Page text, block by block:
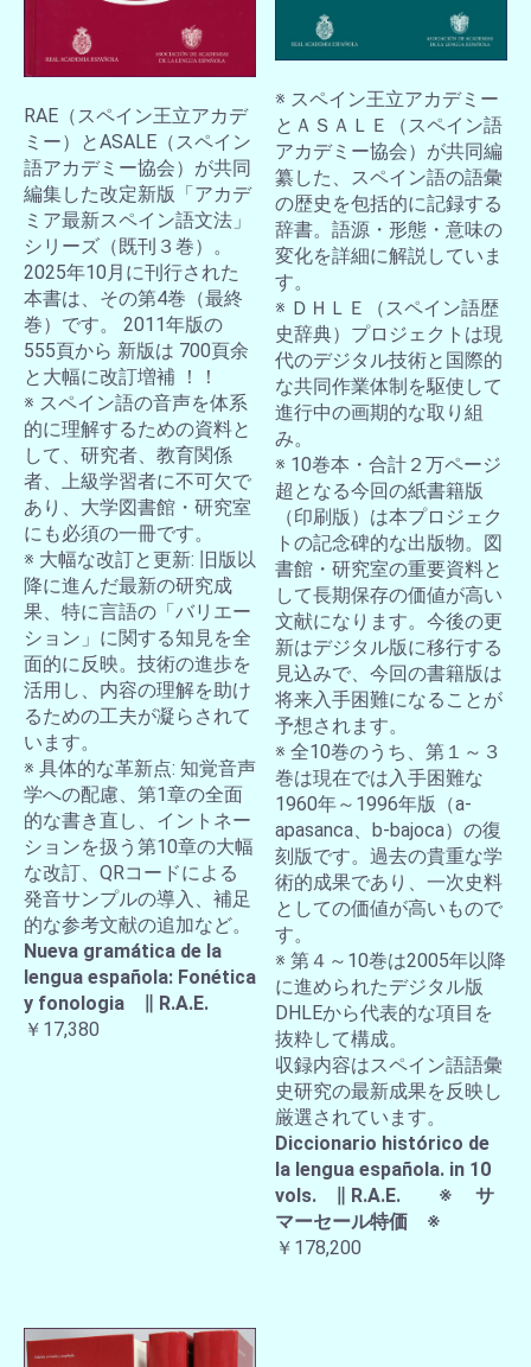
RAE（スペイン王立アカデ
ミー）とASALE（スペイン
語アカデミー協会）が共同
編集した改定新版「アカデ
ミア最新スペイン語文法」
シリーズ（既刊３巻）。
2025年10月に刊行された
本書は、その第4巻（最終
巻）です。 2011年版の
555頁から 新版は 700頁余
と大幅に改訂増補 ！！
※ スペイン語の音声を体系
的に理解するための資料と
して、研究者、教育関係
者、上級学習者に不可欠で
あり、大学図書館・研究室
にも必須の一冊です。
※ 大幅な改訂と更新: 旧版以
降に進んだ最新の研究成
果、特に言語の「バリエー
ション」に関する知見を全
面的に反映。技術の進歩を
活用し、内容の理解を助け
るための工夫が凝らされて
います。
※ 具体的な革新点: 知覚音声
学への配慮、第1章の全面
的な書き直し、イントネー
ションを扱う第10章の大幅
な改訂、QRコードによる
発音サンプルの導入、補足
的な参考文献の追加など。
Nueva gramática de la
lengua española: Fonética
y fonologia ∥ R.A.E.
￥17,380
※ スペイン王立アカデミー
とＡＳＡＬＥ（スペイン語
アカデミー協会）が共同編
纂した、スペイン語の語彙
の歴史を包括的に記録する
辞書。語源・形態・意味の
変化を詳細に解説していま
す。
※ ＤＨＬＥ（スペイン語歴
史辞典）プロジェクトは現
代のデジタル技術と国際的
な共同作業体制を駆使して
進行中の画期的な取り組
み。
※ 10巻本・合計２万ページ
超となる今回の紙書籍版
（印刷版）は本プロジェク
トの記念碑的な出版物。図
書館・研究室の重要資料と
して長期保存の価値が高い
文献になります。今後の更
新はデジタル版に移行する
見込みで、今回の書籍版は
将来入手困難になることが
予想されます。
※ 全10巻のうち、第１～３
巻は現在では入手困難な
1960年～1996年版（a-
apasanca、b-bajoca）の復
刻版です。過去の貴重な学
術的成果であり、一次史料
としての価値が高いもので
す。
※ 第４～10巻は2005年以降
に進められたデジタル版
DHLEから代表的な項目を
抜粋して構成。
収録内容はスペイン語語彙
史研究の最新成果を反映し
厳選されています。
Diccionario histórico de
la lengua española. in 10
vols. ∥ R.A.E. ※ サ
マーセール特価 ※
￥178,200